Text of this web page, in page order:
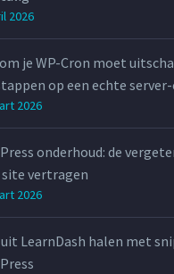
2026
je WP-Cron moet
op een echte
2026
onderhoud: de
site vertragen
2026
uit LearnDash halen met